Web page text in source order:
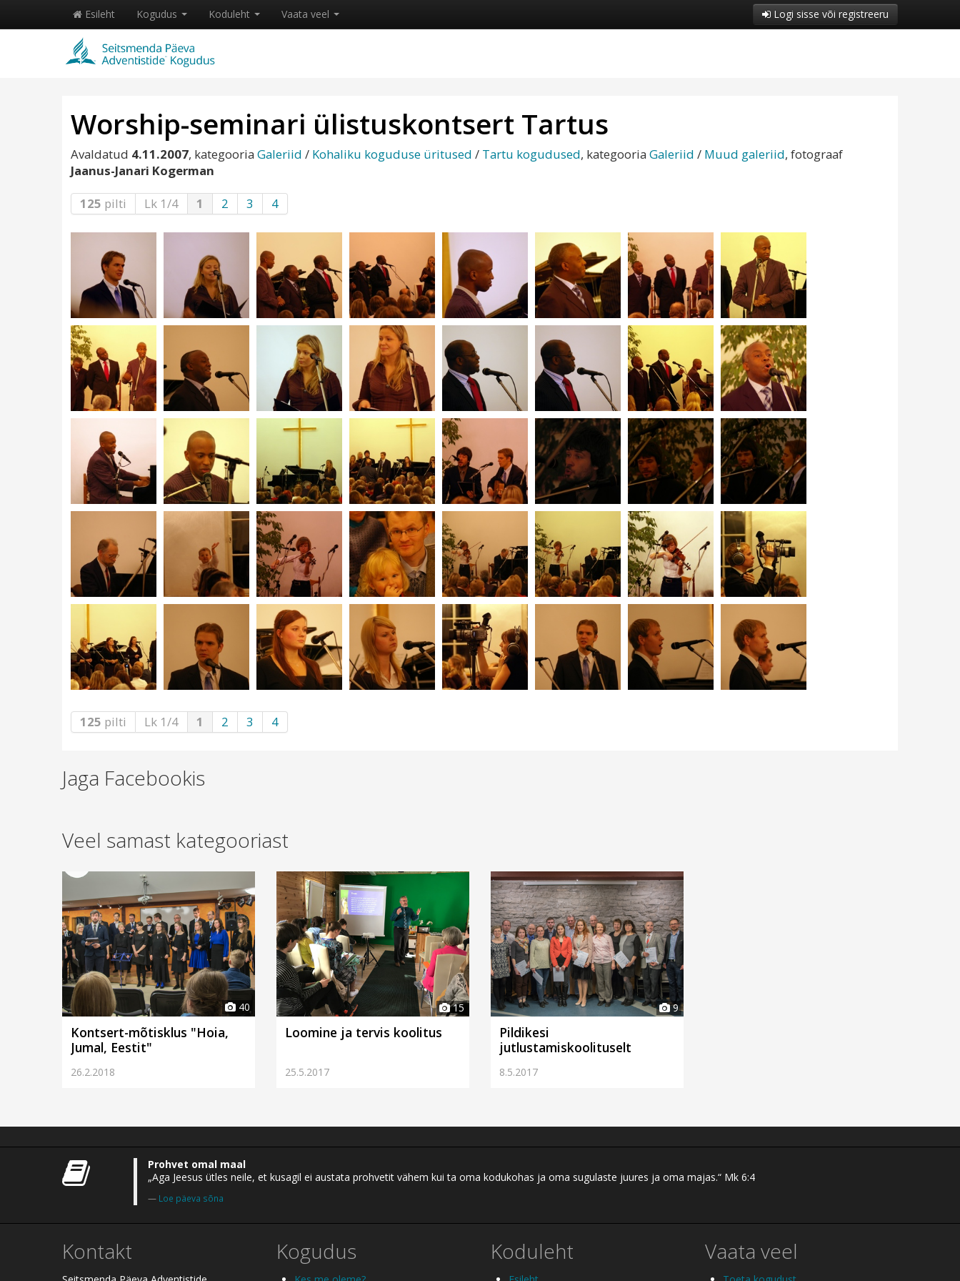
Esileht Kogudus Koduleht Vaata veel Logi sisse või registreeru
Worship-seminari ülistuskontsert Tartus
Avaldatud 4.11.2007, kategooria Galeriid / Kohaliku koguduse üritused / Tartu kogudused, kategooria Galeriid / Muud galeriid, fotograaf
Jaanus-Janari Kogerman
125 pilti Lk 1/4 1 2 3 4
125 pilti Lk 1/4 1 2 3 4
Jaga Facebookis
Veel samast kategooriast
40
Kontsert-mõtisklus "Hoia,
Jumal, Eestit"
26.2.2018
15
Loomine ja tervis koolitus
25.5.2017
9
Pildikesi
jutlustamiskoolituselt
8.5.2017
Prohvet omal maal
„Aga Jeesus ütles neile, et kusagil ei austata prohvetit vähem kui ta oma kodukohas ja oma sugulaste juures ja oma majas.“ Mk 6:4
Loe päeva sõna
Kontakt Kogudus Koduleht Vaata veel